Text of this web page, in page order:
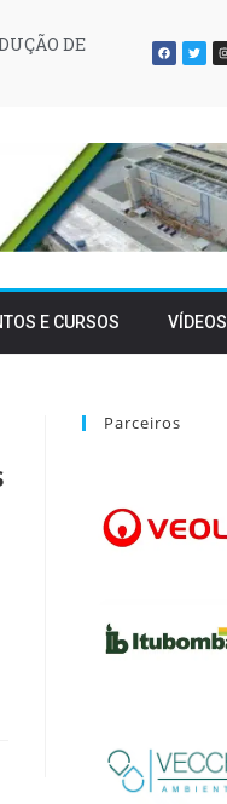
DE
E CURSOS VÍDEOS
Parceiros